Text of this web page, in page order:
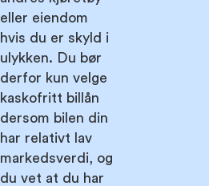
eller eiendom
hvis du er skyld i
ulykken. Du bør
derfor kun velge
kaskofritt billån
dersom bilen din
har relativt lav
markedsverdi, og
du vet at du har